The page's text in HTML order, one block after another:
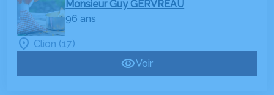
Monsieur Guy GERVREAU
96 ans
Clion (17)
Voir